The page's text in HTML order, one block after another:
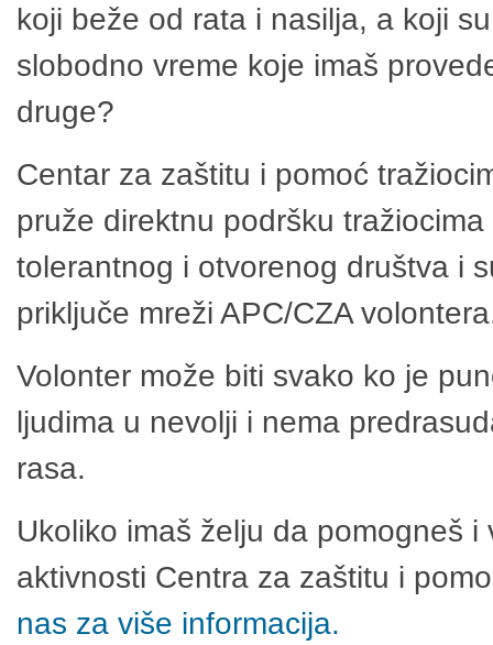
koji beže od rata i nasilja, a koji
slobodno vreme koje imaš
druge?
Centar za zaštitu i pomoć
pruže direktnu podršku
tolerantnog i otvorenog društva i
priključe mreži APC/CZA
Volonter može biti svako ko je
ljudima u nevolji i nema
rasa.
Ukoliko imaš želju da pomogneš
aktivnosti Centra za zaštitu i
nas za više informacija.